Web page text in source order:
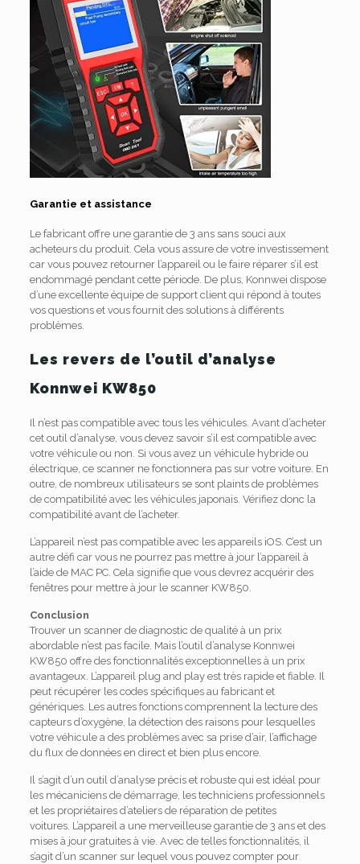
Garantie et assistance
Le fabricant offre une garantie de 3 ans sans souci aux
acheteurs du produit. Cela vous assure de votre investissement
car vous pouvez retourner l’appareil ou le faire réparer s’il est
endommagé pendant cette période. De plus, Konnwei dispose
d’une excellente équipe de support client qui répond à toutes
vos questions et vous fournit des solutions à différents
problèmes.
Les revers de l’outil d’analyse
Konnwei KW850
Il n’est pas compatible avec tous les véhicules. Avant d’acheter
cet outil d’analyse, vous devez savoir s’il est compatible avec
votre véhicule ou non. Si vous avez un véhicule hybride ou
électrique, ce scanner ne fonctionnera pas sur votre voiture. En
outre, de nombreux utilisateurs se sont plaints de problèmes
de compatibilité avec les véhicules japonais. Vérifiez donc la
compatibilité avant de l’acheter.
L’appareil n’est pas compatible avec les appareils iOS. C’est un
autre défi car vous ne pourrez pas mettre à jour l’appareil à
l’aide de MAC PC. Cela signifie que vous devrez acquérir des
fenêtres pour mettre à jour le scanner KW850.
Conclusion
Trouver un scanner de diagnostic de qualité à un prix
abordable n’est pas facile. Mais l’outil d’analyse Konnwei
KW850 offre des fonctionnalités exceptionnelles à un prix
avantageux. L’appareil plug and play est très rapide et fiable. Il
peut récupérer les codes spécifiques au fabricant et
génériques. Les autres fonctions comprennent la lecture des
capteurs d’oxygène, la détection des raisons pour lesquelles
votre véhicule a des problèmes avec sa prise d’air, l’affichage
du flux de données en direct et bien plus encore.
Il s’agit d’un outil d’analyse précis et robuste qui est idéal pour
les mécaniciens de démarrage, les techniciens professionnels
et les propriétaires d’ateliers de réparation de petites
voitures. L’appareil a une merveilleuse garantie de 3 ans et des
mises à jour gratuites à vie. Avec de telles fonctionnalités, il
s’agit d’un scanner sur lequel vous pouvez compter pour